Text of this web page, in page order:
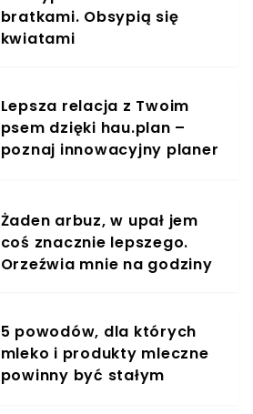
bratkami. Obsypią się
kwiatami
Lepsza relacja z Twoim
psem dzięki hau.plan –
poznaj innowacyjny planer
Żaden arbuz, w upał jem
coś znacznie lepszego.
Orzeźwia mnie na godziny
5 powodów, dla których
mleko i produkty mleczne
powinny być stałym